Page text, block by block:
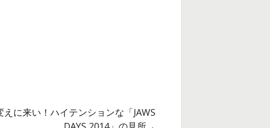
えに来い！ハイテンションな「JAWS